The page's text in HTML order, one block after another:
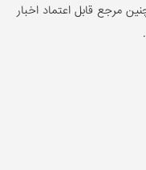
مرجع قابل اعتماد اخبار